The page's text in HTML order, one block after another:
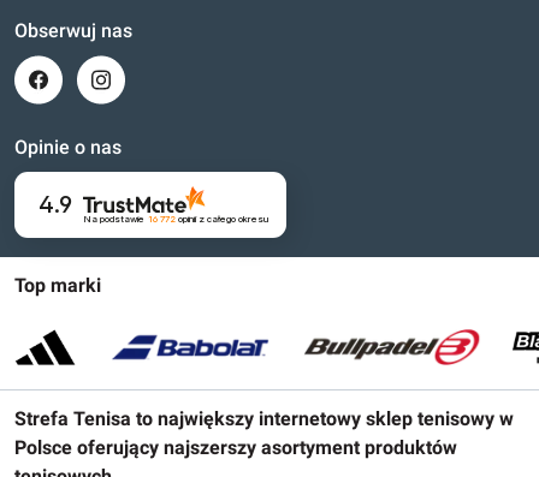
Top marki
Strefa Tenisa to największy internetowy sklep tenisowy w
Polsce oferujący najszerszy asortyment produktów
Obserwuj nas
Opinie o nas
4.9
Na podstawie 16 772opinii z całego okresu